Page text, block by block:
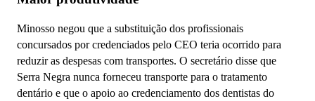
Minosso negou que a substituição dos profissionais
concursados por credenciados pelo CEO teria ocorrido para
reduzir as despesas com transportes. O secretário disse que
Serra Negra nunca forneceu transporte para o tratamento
dentário e que o apoio ao credenciamento dos dentistas do